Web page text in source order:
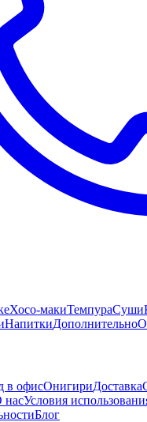
Хосо-макиТемпураСуши
НапиткиДополнительно
в офисОнигириДоставка
насУсловия
Блог